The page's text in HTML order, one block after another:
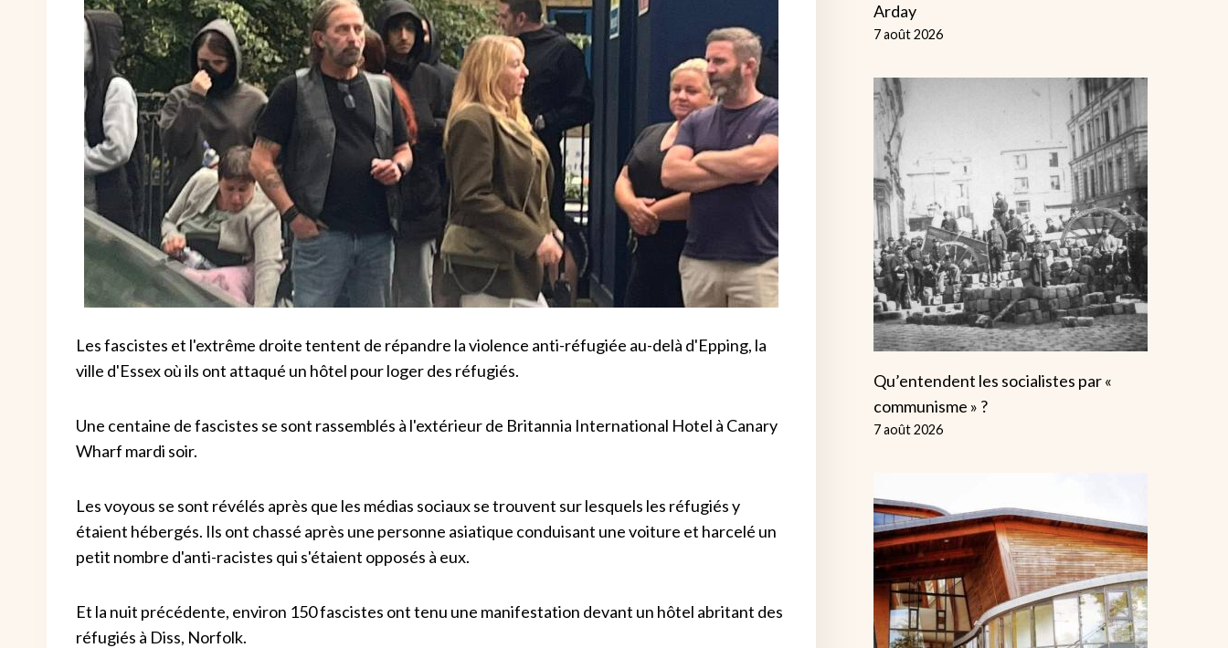
Les fascistes et l'extrême droite tentent de répandre la violence anti-réfugiée au-delà d'Epping, la
ville d'Essex où ils ont attaqué un hôtel pour loger des réfugiés.
Une centaine de fascistes se sont rassemblés à l'extérieur de Britannia International Hotel à Canary
Wharf mardi soir.
Les voyous se sont révélés après que les médias sociaux se trouvent sur lesquels les réfugiés y
étaient hébergés. Ils ont chassé après une personne asiatique conduisant une voiture et harcelé un
petit nombre d'anti-racistes qui s'étaient opposés à eux.
Et la nuit précédente, environ 150 fascistes ont tenu une manifestation devant un hôtel abritant des
réfugiés à Diss, Norfolk.
Arday
7 août 2026
Qu’entendent les socialistes par «
communisme » ?
7 août 2026